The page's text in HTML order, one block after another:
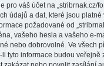
pro váš účet na „stribrnak.cz/
údajů a dat, které jsou platné
požadované od
vašeho hesla a vašeho e-
nebo dobrovolné. Ve všech
tyto informace budou veřejně